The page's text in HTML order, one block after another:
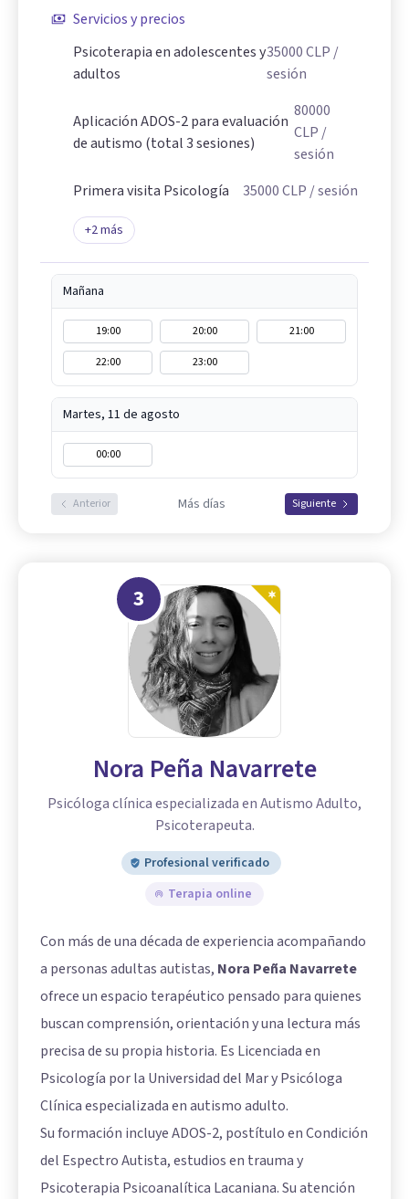
Servicios y precios
Psicoterapia en adolescentes y
adultos
35000CLP /
sesión
Aplicación ADOS-2 para evaluación
de autismo (total 3 sesiones)
80000
CLP /
sesión
Primera visita Psicología
35000CLP / sesión
+2más
Mañana
19:00 20:00
21:00
22:00
23:00
Martes, 11 de agosto
00:00
Anterior Más días Siguiente
3
Nora Peña Navarrete
Psicóloga clínica especializada en Autismo Adulto,
Psicoterapeuta.
Profesional verificado
Terapia online
Con más de una década de experiencia acompañando
a personas adultas autistas, Nora Peña Navarrete
ofrece un espacio terapéutico pensado para quienes
buscan comprensión, orientación y una lectura más
precisa de su propia historia. Es Licenciada en
Psicología por la Universidad del Mar y Psicóloga
Clínica especializada en autismo adulto.
Su formación incluye ADOS-2, postítulo en Condición
del Espectro Autista, estudios en trauma y
Psicoterapia Psicoanalítica Lacaniana. Su atención